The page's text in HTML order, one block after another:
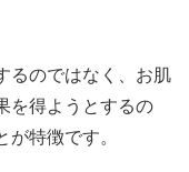
るのではなく、お肌
を得ようとするの
特徴です。